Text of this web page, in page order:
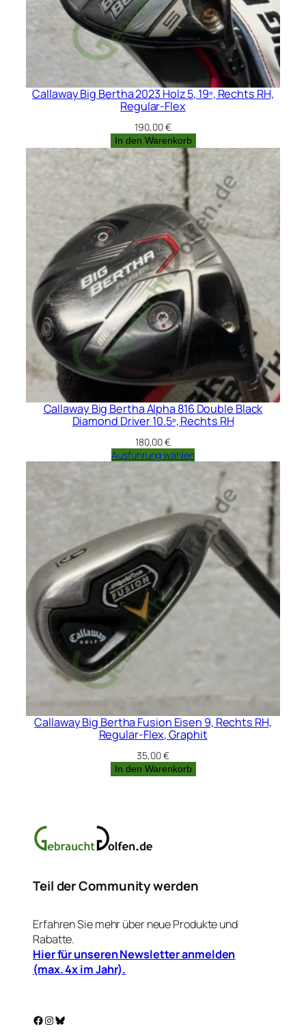
Callaway Big Bertha 2023 Holz 5, 19º, Rechts RH,
Regular-Flex
190,00€
In den Warenkorb
Callaway Big Bertha Alpha 816 Double Black
Diamond Driver 10.5º, Rechts RH
180,00€
Ausführung wählen
Callaway Big Bertha Fusion Eisen 9, Rechts RH,
Regular-Flex, Graphit
35,00€
In den Warenkorb
Teil der Community werden
Erfahren Sie mehr über neue Produkte und
Rabatte.
Hier für unseren Newsletter anmelden
(max. 4x im Jahr).
Facebook Instagram Bluesky